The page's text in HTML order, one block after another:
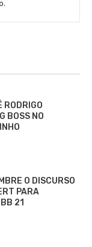
RODRIGO
BOSS NO
O DISCURSO
PARA
21